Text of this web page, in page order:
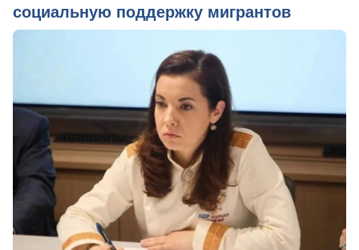
социальную поддержку мигрантов